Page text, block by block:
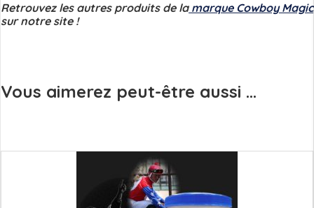
Retrouvez les autres produits de lamarque Cowboy Magic
sur notre site !
Vous aimerez peut-être aussi ...